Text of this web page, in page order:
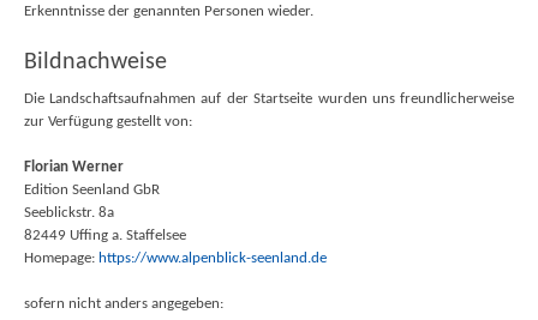
Erkenntnisse der genannten Personen wieder.
Bildnachweise
Die Landschaftsaufnahmen auf der Startseite wurden uns freundlicherweise
zur Verfügung gestellt von:
Florian Werner
Edition Seenland GbR
Seeblickstr. 8a
82449 Uffing a. Staffelsee
Homepage: https://www.alpenblick-seenland.de
sofern nicht anders angegeben: